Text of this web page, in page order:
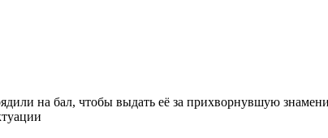
на бал, чтобы выдать её за прихворнувшую